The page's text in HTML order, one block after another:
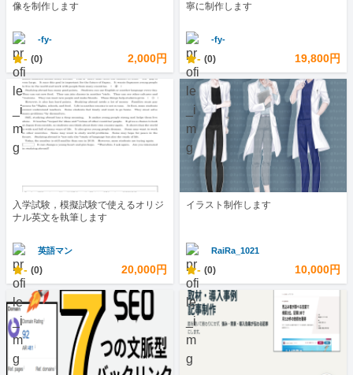
像を制作します
-fy-
- (0) 2,000円
寧に制作します
-fy-
- (0) 19,800円
入学試験，模擬試験で使えるオリジ
ナル英文を執筆します
英語マン
- (0) 20,000円
イラスト制作します
RaiRa_1021
- (0) 10,000円